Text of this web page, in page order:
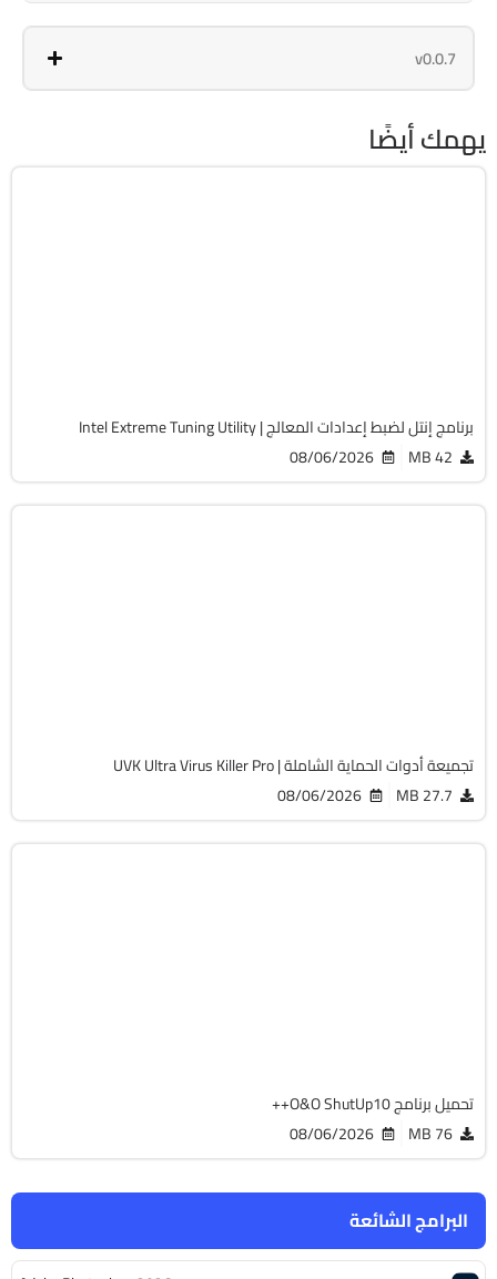
البرامج الشائعة
v0.0.7
يهمك أيضًا
برنامج إنتل لضبط إعدادات المعالج | Intel Extreme Tuning Utility
42 MB
08/06/2026
تجميعة أدوات الحماية الشاملة | UVK Ultra Virus Killer Pro
27.7 MB
08/06/2026
تحميل برنامج O&O ShutUp10++
76 MB
08/06/2026